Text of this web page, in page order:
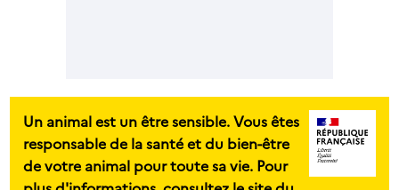
Un animal est un être sensible. Vous êtes
responsable de la santé et du bien-être
de votre animal pour toute sa vie. Pour